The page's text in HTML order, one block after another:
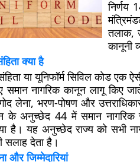
निर्णय
तलाक,
कानूनी
क्या है
या यूनिफॉर्म सिविल कोड एक
समान नागरिक कानून लागू किए
लेना, भरण-पोषण और
के अनुच्छेद 44 में समान
है। यह अनुच्छेद राज्य को सभी
सलाह देता है।
और जिम्मेदारियां